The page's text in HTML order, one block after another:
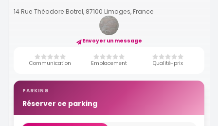
14 Rue Théodore Botrel, 87100 Limoges, France
Envoyer un message
Communication Emplacement Qualité-prix
PARKING
Réserver ce parking